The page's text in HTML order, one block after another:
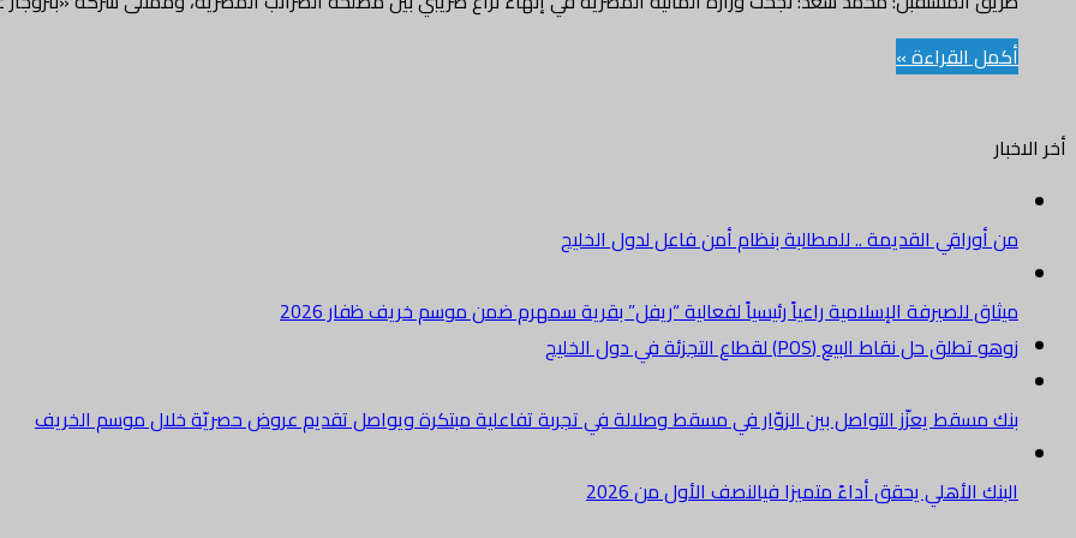
أكمل القراءة »
أخر الاخبار
من أوراقي القديمة .. للمطالبة بنظام أمن فاعل لدول الخليج
ميثاق للصيرفة الإسلامية راعياً رئيسياً لفعالية “ريفل” بقرية سمهرم ضمن موسم خريف ظفار 2026
زوهو تطلق حل نقاط البيع (POS) لقطاع التجزئة في دول الخليج
بنك مسقط يعزّز التواصل بين الزوّار في مسقط وصلالة في تجربة تفاعلية مبتكرة ويواصل تقديم عروض حصريّة خلال موسم الخريف
البنك الأهلي يحقق أداءً متميزا فيالنصف الأول من 2026